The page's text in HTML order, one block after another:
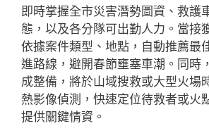
即時掌握全市災害潛勢圖資、救護
態，以及各分隊可出勤人力。當接
依據案件類型、地點，自動推薦最
進路線，避開春節壅塞車潮。同時
成整備，將於山域搜救或大型火場
熱影像偵測，快速定位待救者或火
提供關鍵情資。